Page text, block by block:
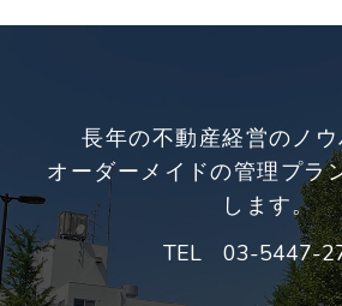
長年の不動産経営のノ
オーダーメイドの管理プラ
します。
TEL 03-5447-